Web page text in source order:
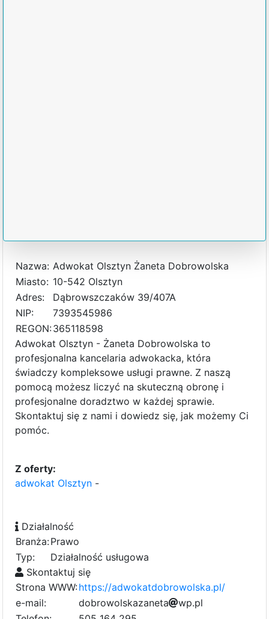
Nazwa: Adwokat Olsztyn Żaneta Dobrowolska
Miasto: 10-542 Olsztyn
Adres:
Dąbrowszczaków 39/407A
NIP:
7393545986
REGON:365118598
Adwokat Olsztyn - Żaneta Dobrowolska to
profesjonalna kancelaria adwokacka, która
świadczy kompleksowe usługi prawne. Z naszą
pomocą możesz liczyć na skuteczną obronę i
profesjonalne doradztwo w każdej sprawie.
Skontaktuj się z nami i dowiedz się, jak możemy Ci
pomóc.
Z oferty:
adwokat Olsztyn -
Działalność
Branża:Prawo
Typ:
Działalność usługowa
Skontaktuj się
Strona WWW:https://adwokatdobrowolska.pl/
e-mail:
dobrowolskazan6
et1
a wp.pl